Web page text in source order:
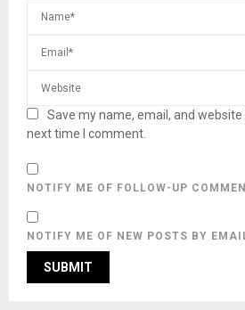
Save my name, email, and
next time I comment.
NOTIFY ME OF FOLLOW-UP
NOTIFY ME OF NEW POSTS BY